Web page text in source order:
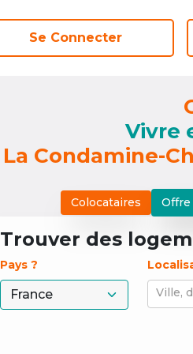
Se Connecter
Se Connecter
Vivre
La Condamine-
Colocataires
Trouver des
Pays ?
Ville,